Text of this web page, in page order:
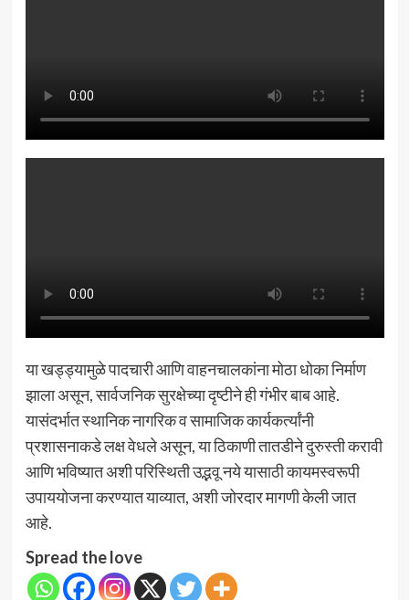
या खड्ड्यामुळे पादचारी आणि वाहनचालकांना मोठा धोका निर्माण
झाला असून, सार्वजनिक सुरक्षेच्या दृष्टीने ही गंभीर बाब आहे.
यासंदर्भात स्थानिक नागरिक व सामाजिक कार्यकर्त्यांनी
प्रशासनाकडे लक्ष वेधले असून, या ठिकाणी तातडीने दुरुस्ती करावी
आणि भविष्यात अशी परिस्थिती उद्भवू नये यासाठी कायमस्वरूपी
उपाययोजना करण्यात याव्यात, अशी जोरदार मागणी केली जात
आहे.
Spread the love